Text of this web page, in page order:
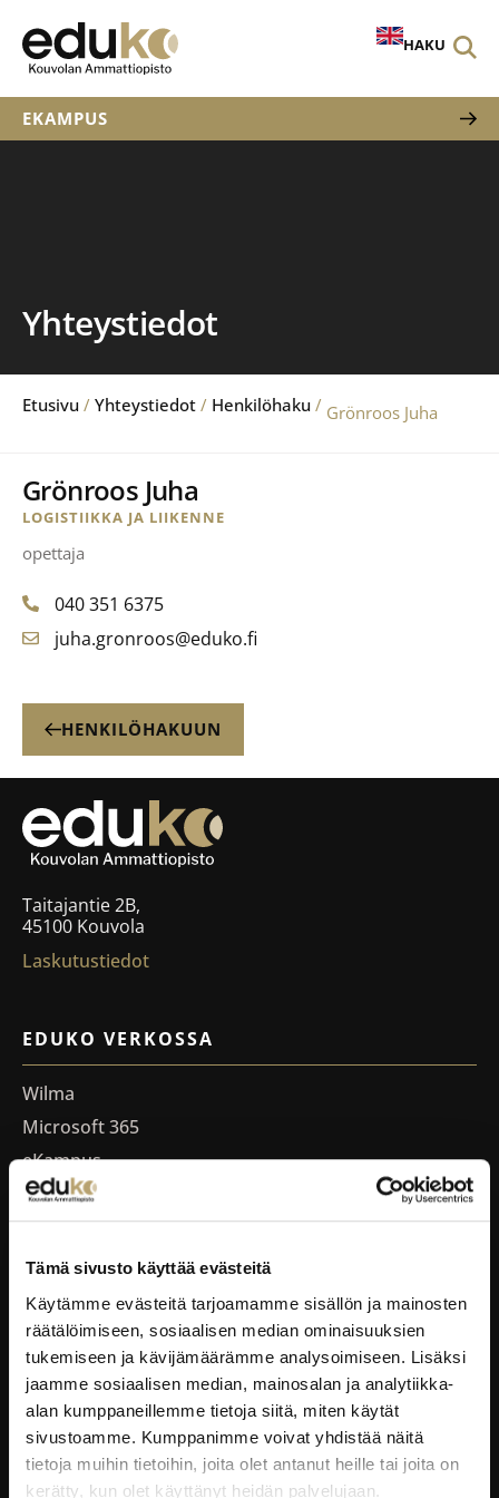
Tämä sivusto käyttää evästeitä
Käytämme evästeitä tarjoamamme sisällön ja mainosten
räätälöimiseen, sosiaalisen median ominaisuuksien
tukemiseen ja kävijämäärämme analysoimiseen. Lisäksi
jaamme sosiaalisen median, mainosalan ja analytiikka-
alan kumppaneillemme tietoja siitä, miten käytät
sivustoamme. Kumppanimme voivat yhdistää näitä
tietoja muihin tietoihin, joita olet antanut heille tai joita on
kerätty, kun olet käyttänyt heidän palvelujaan.
HAKU
EKAMPUS
Yhteystiedot
Etusivu / Yhteystiedot / Henkilöhaku / Grönroos Juha
Grönroos Juha
LOGISTIIKKA JA LIIKENNE
opettaja
040 351 6375
juha.gronroos@eduko.fi
HENKILÖHAKUUN
Taitajantie 2B,
45100 Kouvola
Laskutustiedot
EDUKO VERKOSSA
Wilma
Microsoft 365
eKampus
MyEdu
Ruokapaikka.fi
RAVINTOLAPALVELUT
EduCafé
Ruokalistat
Kokous-, koulutus- ja juhlapalvelut
Oiva-raportit